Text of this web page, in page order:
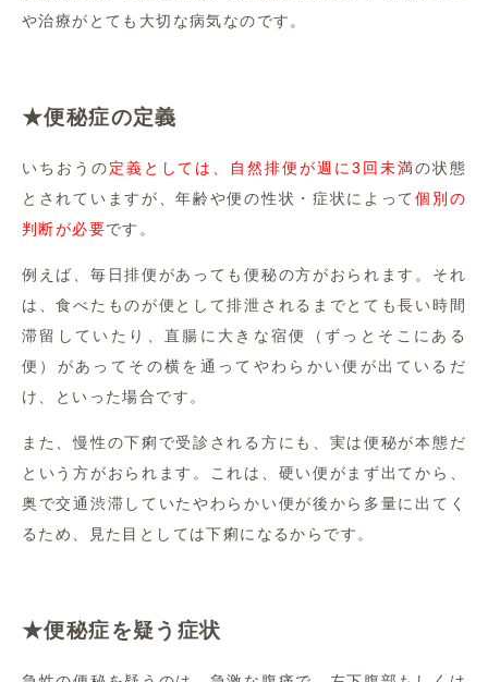
や治療がとても大切な病気なのです。
★便秘症の定義
いちおうの定義としては、自然排便が週に3回未満の状態
とされていますが、年齢や便の性状・症状によって個別の
判断が必要です。
例えば、毎日排便があっても便秘の方がおられます。それ
は、食べたものが便として排泄されるまでとても長い時間
滞留していたり、直腸に大きな宿便（ずっとそこにある
便）があってその横を通ってやわらかい便が出ているだ
け、といった場合です。
また、慢性の下痢で受診される方にも、実は便秘が本態だ
という方がおられます。これは、硬い便がまず出てから、
奥で交通渋滞していたやわらかい便が後から多量に出てく
るため、見た目としては下痢になるからです。
★便秘症を疑う症状